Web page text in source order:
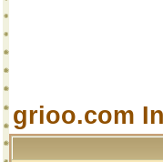
grioo.com